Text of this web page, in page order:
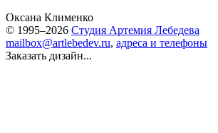
Оксана Клименко
© 1995–2026 Студия Артемия Лебедева
mailbox@artlebedev.ru, адреса и телефоны
Заказать дизайн...